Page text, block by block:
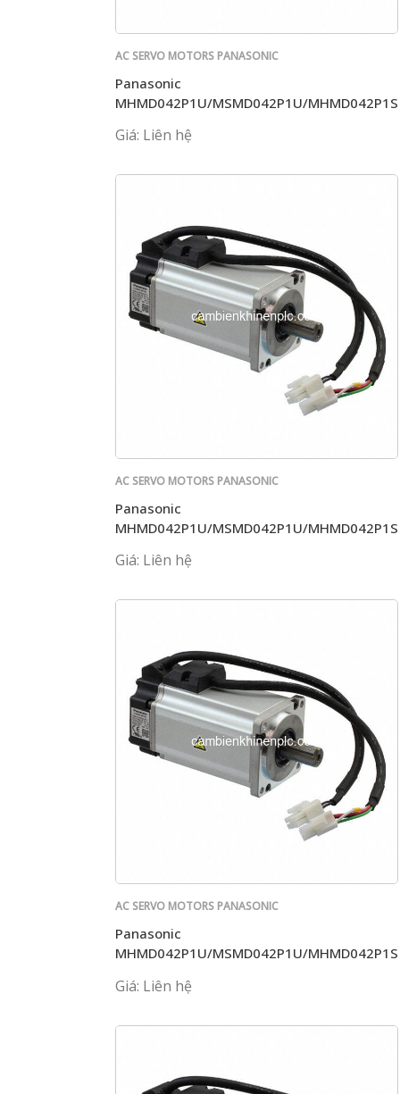
AC SERVO MOTORS PANASONIC
Panasonic
MHMD042P1U/MSMD042P1U/MHMD042P1S
Giá: Liên hệ
AC SERVO MOTORS PANASONIC
Panasonic
MHMD042P1U/MSMD042P1U/MHMD042P1S
Giá: Liên hệ
AC SERVO MOTORS PANASONIC
Panasonic
MHMD042P1U/MSMD042P1U/MHMD042P1S
Giá: Liên hệ